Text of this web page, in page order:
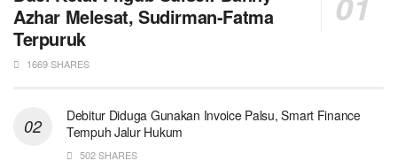
Azhar Melesat, Sudirman-Fatma
Terpuruk
1669 SHARES
Debitur Diduga Gunakan Invoice Palsu, Smart Finance
Tempuh Jalur Hukum
502 SHARES